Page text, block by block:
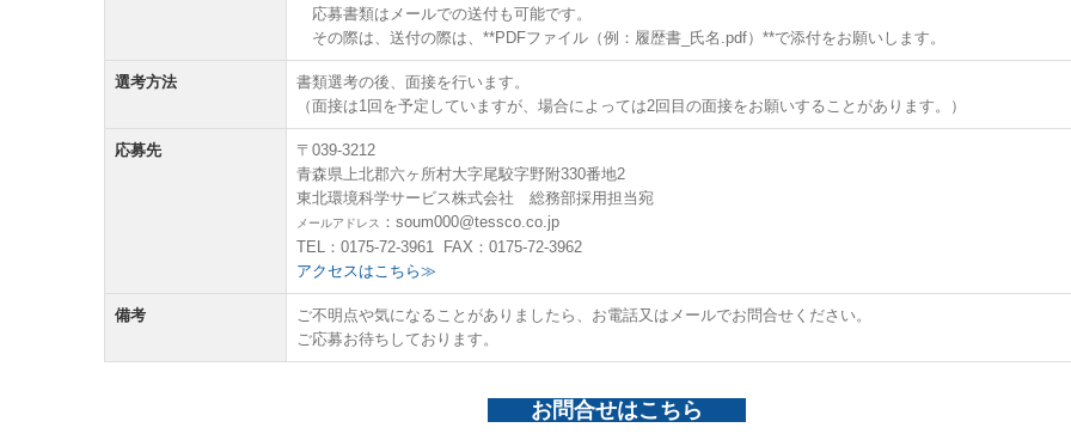
応募書類はメールでの送付も可能です。
その際は、送付の際は、**PDFファイル（例：履歴書_氏名.pdf）**で添付をお願いします。
選考方法
書類選考の後、面接を行います。
（面接は1回を予定していますが、場合によっては2回目の面接をお願いすることがあります。）
応募先
〒039-3212
青森県上北郡六ヶ所村大字尾駮字野附330番地2
東北環境科学サービス株式会社 総務部採用担当宛
メールアドレス
：soum000@tessco.co.jp
TEL：0175-72-3961 FAX：0175-72-3962
アクセスはこちら≫
備考
ご不明点や気になることがありましたら、お電話又はメールでお問合せください。
ご応募お待ちしております。
お問合せはこちら